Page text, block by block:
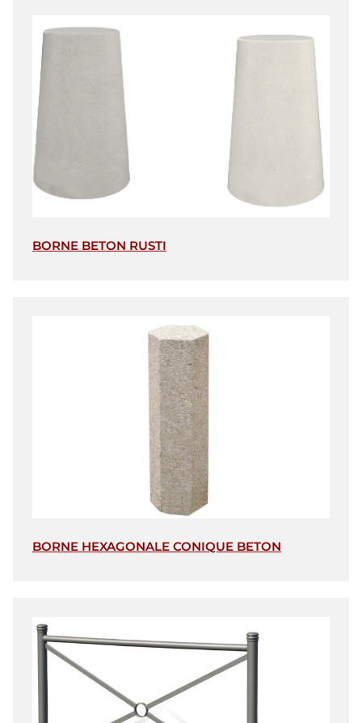
BORNE BETON RUSTI
BORNE HEXAGONALE CONIQUE BETON